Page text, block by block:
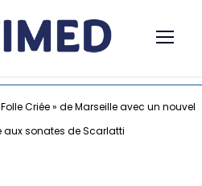
Criée » de Marseille avec un nouvel
sonates de Scarlatti